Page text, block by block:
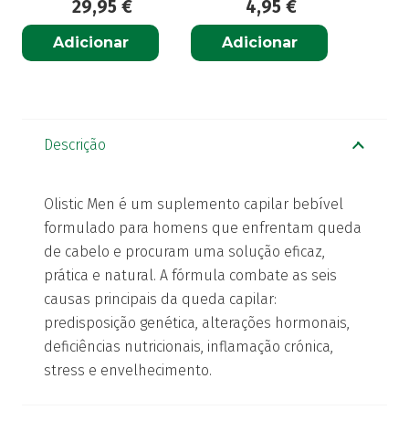
29,95 €
Adicionar
4,95 €
Adicionar
Descrição
Olistic Men é um suplemento capilar bebível
formulado para homens que enfrentam queda
de cabelo e procuram uma solução eficaz,
prática e natural. A fórmula combate as seis
causas principais da queda capilar:
predisposição genética, alterações hormonais,
deficiências nutricionais, inflamação crónica,
stress e envelhecimento.